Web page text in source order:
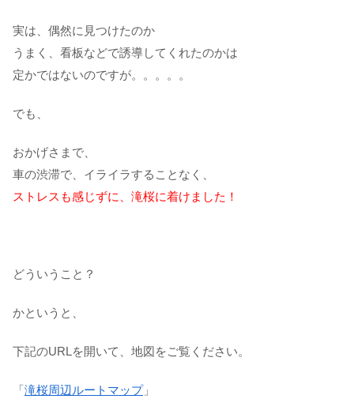
実は、偶然に見つけたのか
うまく、看板などで誘導してくれたのかは
定かではないのですが。。。。。
でも、
おかげさまで、
車の渋滞で、イライラすることなく、
ストレスも感じずに、滝桜に着けました！
どういうこと？
かというと、
下記のURLを開いて、地図をご覧ください。
「滝桜周辺ルートマップ」